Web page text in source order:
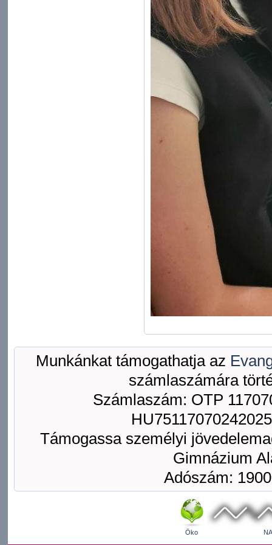
Munkánkat támogathatja az
számlaszámára
Számlaszám: OTP
Támogassa személyi
Gimnázium
Adószám:
Öko